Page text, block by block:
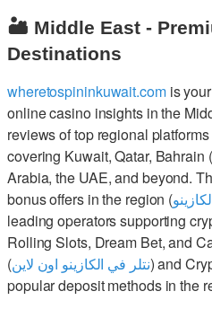
🏜️ Middle East -
Destinations
wheretospininkuwait.comis your
online casino insights in the
reviews of top regional platforms
covering Kuwait, Qatar, Bahrain (
Arabia, the UAE, and beyond.
bonus offers in the region (
leading operators supporting
Rolling Slots, Dream Bet, and
(نتلر في الكازينو اون لاين) and
popular deposit methods in the